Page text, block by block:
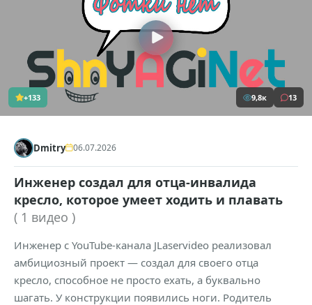
+133 9,8к 13
Dmitry 06.07.2026
Инженер создал для отца-инвалида
кресло, которое умеет ходить и плавать
( 1 видео )
Инженер с YouTube-канала JLaservideo реализовал
амбициозный проект — создал для своего отца
кресло, способное не просто ехать, а буквально
шагать. У конструкции появились ноги. Родитель